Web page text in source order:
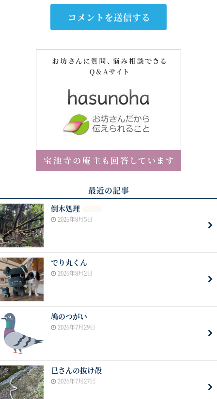
最近の記事
倒木処理
2026年8月5日
でり丸くん
2026年8月2日
鳩のつがい
2026年7月29日
巳さんの抜け殻
2026年7月27日